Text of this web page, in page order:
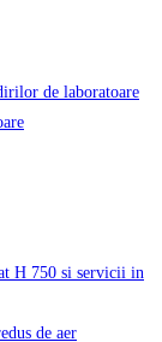
de laboratoare
H 750 si servicii in
de aer